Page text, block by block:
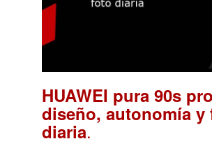
HUAWEI pura 90s
diseño, autonomía y
diaria.